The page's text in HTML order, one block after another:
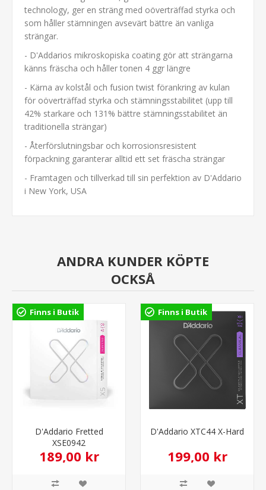
technology, ger en sträng med oöverträffad styrka och
som håller stämningen avsevärt bättre än vanliga
strängar.
- D'Addarios mikroskopiska coating gör att strängarna
känns fräscha och håller tonen 4 ggr längre
- Kärna av kolstål och fusion twist förankring av kulan
för oöverträffad styrka och stämningsstabilitet (upp till
42% starkare och 131% bättre stämningsstabilitet än
traditionella strängar)
- Återförslutningsbar och korrosionsresistent
förpackning garanterar alltid ett set fräscha strängar
- Framtagen och tillverkad till sin perfektion av D'Addario
i New York, USA
ANDRA KUNDER KÖPTE
OCKSÅ
Finns i Butik
D'Addario Fretted
XSE0942
189,00 kr
Finns i Butik
D'Addario XTC44 X-Hard
199,00 kr